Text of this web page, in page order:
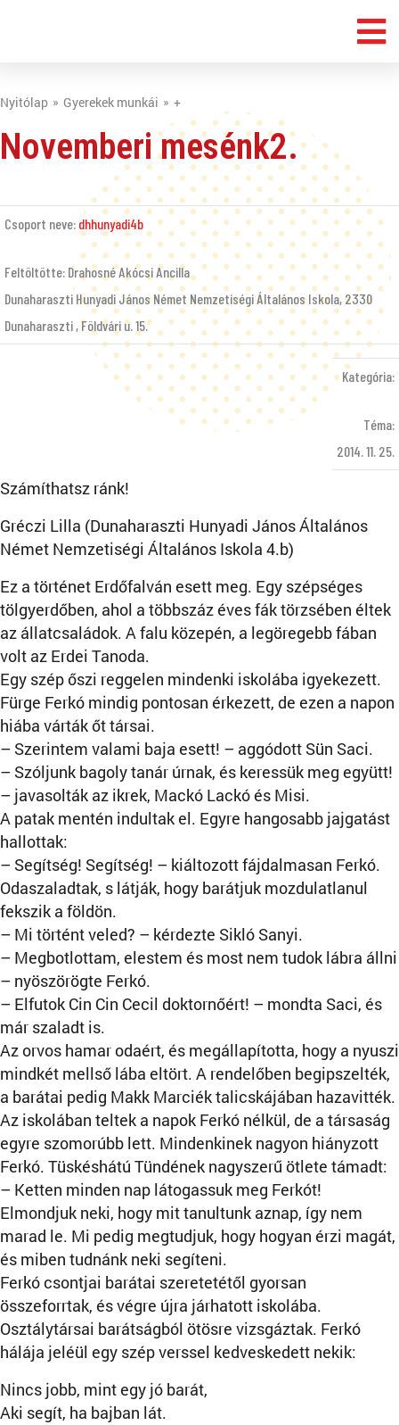
Nyitólap Gyerekek munkái +
Novemberi mesénk2.
Csoport neve: dhhunyadi4b
Feltöltötte: Drahosné Akócsi Ancilla
Dunaharaszti Hunyadi János Német Nemzetiségi Általános Iskola, 2330
Dunaharaszti , Földvári u. 15.
Kategória:
Téma:
2014. 11. 25.
Számíthatsz ránk!
Gréczi Lilla (Dunaharaszti Hunyadi János Általános
Német Nemzetiségi Általános Iskola 4.b)
Ez a történet Erdőfalván esett meg. Egy szépséges
tölgyerdőben, ahol a többszáz éves fák törzsében éltek
az állatcsaládok. A falu közepén, a legöregebb fában
volt az Erdei Tanoda.
Egy szép őszi reggelen mindenki iskolába igyekezett.
Fürge Ferkó mindig pontosan érkezett, de ezen a napon
hiába várták őt társai.
– Szerintem valami baja esett! – aggódott Sün Saci.
– Szóljunk bagoly tanár úrnak, és keressük meg együtt!
– javasolták az ikrek, Mackó Lackó és Misi.
A patak mentén indultak el. Egyre hangosabb jajgatást
hallottak:
– Segítség! Segítség! – kiáltozott fájdalmasan Ferkó.
Odaszaladtak, s látják, hogy barátjuk mozdulatlanul
fekszik a földön.
– Mi történt veled? – kérdezte Sikló Sanyi.
– Megbotlottam, elestem és most nem tudok lábra állni
– nyöszörögte Ferkó.
– Elfutok Cin Cin Cecil doktornőért! – mondta Saci, és
már szaladt is.
Az orvos hamar odaért, és megállapította, hogy a nyuszi
mindkét mellső lába eltört. A rendelőben begipszelték,
a barátai pedig Makk Marciék talicskájában hazavitték.
Az iskolában teltek a napok Ferkó nélkül, de a társaság
egyre szomorúbb lett. Mindenkinek nagyon hiányzott
Ferkó. Tüskéshátú Tündének nagyszerű ötlete támadt:
– Ketten minden nap látogassuk meg Ferkót!
Elmondjuk neki, hogy mit tanultunk aznap, így nem
marad le. Mi pedig megtudjuk, hogy hogyan érzi magát,
és miben tudnánk neki segíteni.
Ferkó csontjai barátai szeretetétől gyorsan
összeforrtak, és végre újra járhatott iskolába.
Osztálytársai barátságból ötösre vizsgáztak. Ferkó
hálája jeléül egy szép verssel kedveskedett nekik:
Nincs jobb, mint egy jó barát,
Aki segít, ha bajban lát.